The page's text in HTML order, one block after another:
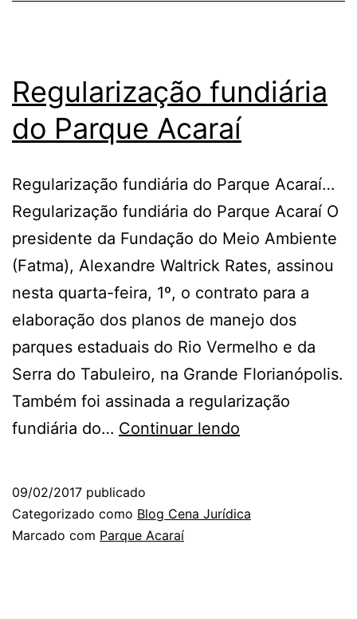
Regularização fundiária
do Parque Acaraí
Regularização fundiária do Parque Acaraí…
Regularização fundiária do Parque Acaraí O
presidente da Fundação do Meio Ambiente
(Fatma), Alexandre Waltrick Rates, assinou
nesta quarta-feira, 1º, o contrato para a
elaboração dos planos de manejo dos
parques estaduais do Rio Vermelho e da
Serra do Tabuleiro, na Grande Florianópolis.
Também foi assinada a regularização
fundiária do… Continuar lendo
Parque
09/02/2017 publicado
Categorizado como Blog Cena Jurídica
Marcado com Parque Acaraí